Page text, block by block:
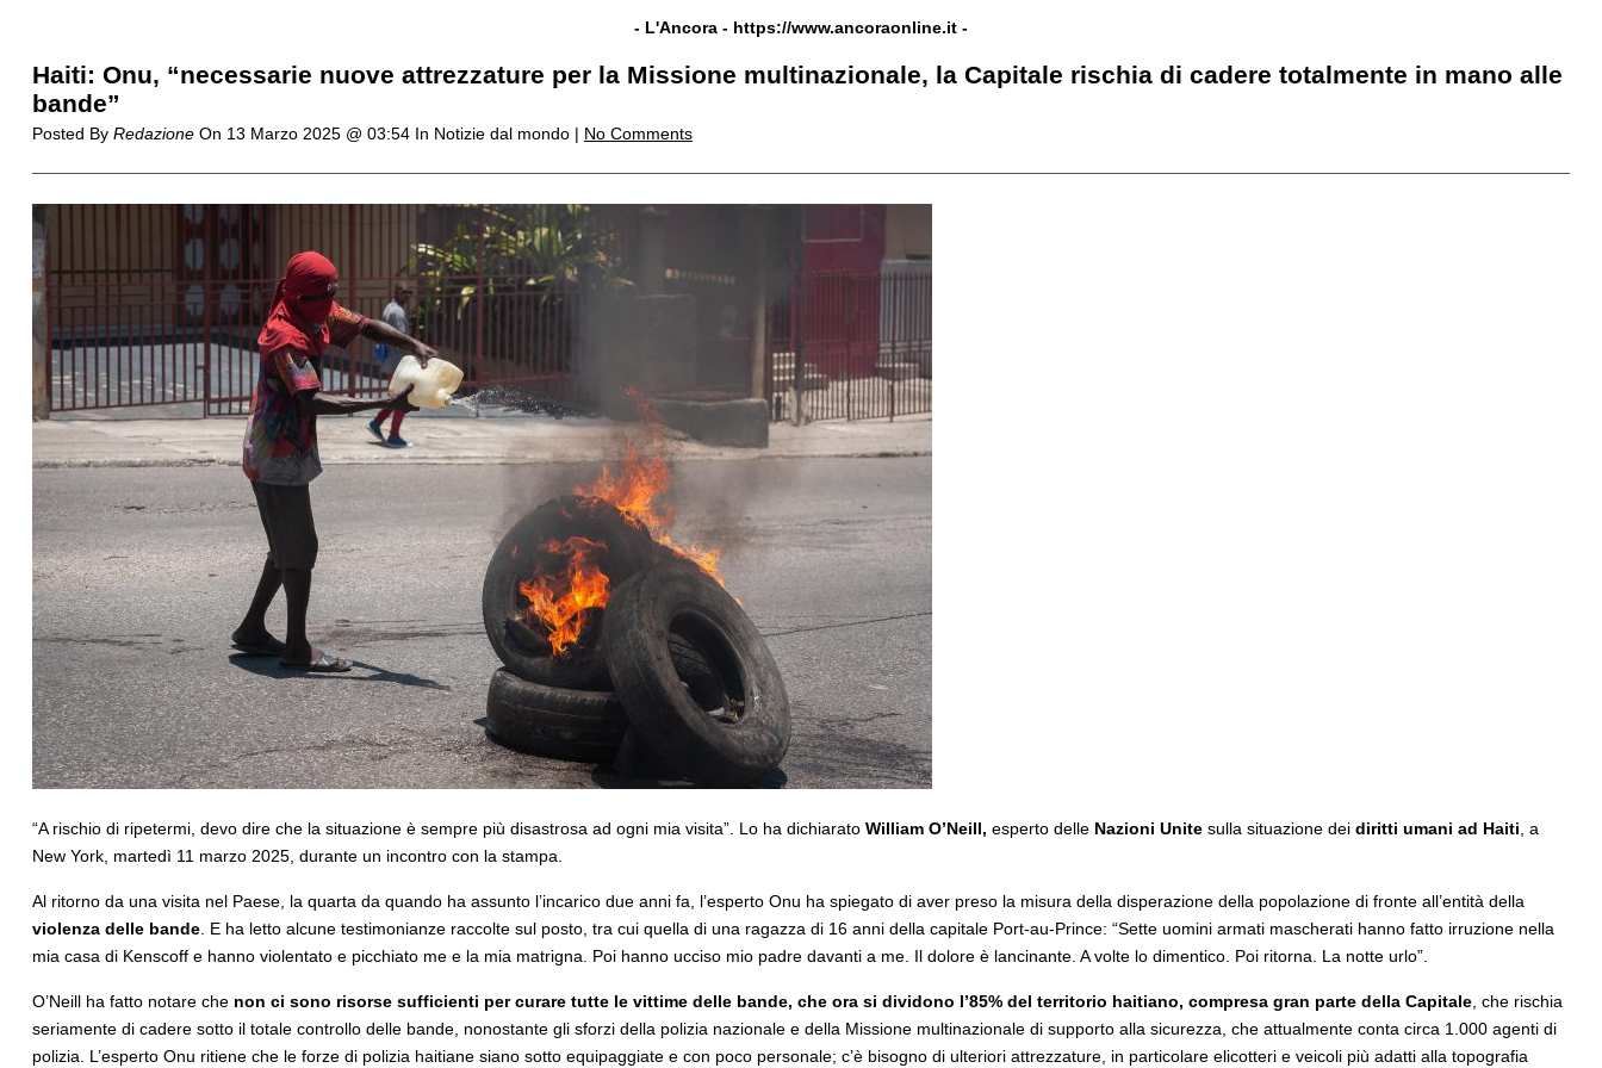
- L'Ancora - https://www.ancoraonline.it -
Haiti: Onu, “necessarie nuove attrezzature per la Missione multinazionale, la Capitale rischia di cadere totalmente in mano alle
bande”
Posted By RedazioneOn 13 Marzo 2025 @ 03:54 In Notizie dal mondo | No Comments
“A rischio di ripetermi, devo dire che la situazione è sempre più disastrosa ad ogni mia visita”. Lo ha dichiarato William O’Neill, esperto delle Nazioni Unitesulla situazione dei diritti umani ad Haiti , a
New York, martedì 11 marzo 2025, durante un incontro con la stampa.
Al ritorno da una visita nel Paese, la quarta da quando ha assunto l’incarico due anni fa, l’esperto Onu ha spiegato di aver preso la misura della disperazione della popolazione di fronte all’entità della
violenza delle bande. E ha letto alcune testimonianze raccolte sul posto, tra cui quella di una ragazza di 16 anni della capitale Port-au-Prince: “Sette uomini armati mascherati hanno fatto irruzione nella
mia casa di Kenscoff e hanno violentato e picchiato me e la mia matrigna. Poi hanno ucciso mio padre davanti a me. Il dolore è lancinante. A volte lo dimentico. Poi ritorna. La notte urlo”.
O’Neill ha fatto notare che non ci sono risorse sufficienti per curare tutte le vittime delle bande, che ora si dividono l’85% del territorio haitiano, compresa gran parte della Capitale, che rischia
seriamente di cadere sotto il totale controllo delle bande, nonostante gli sforzi della polizia nazionale e della Missione multinazionale di supporto alla sicurezza, che attualmente conta circa 1.000 agenti di
polizia. L’esperto Onu ritiene che le forze di polizia haitiane siano sotto equipaggiate e con poco personale; c’è bisogno di ulteriori attrezzature, in particolare elicotteri e veicoli più adatti alla topografia